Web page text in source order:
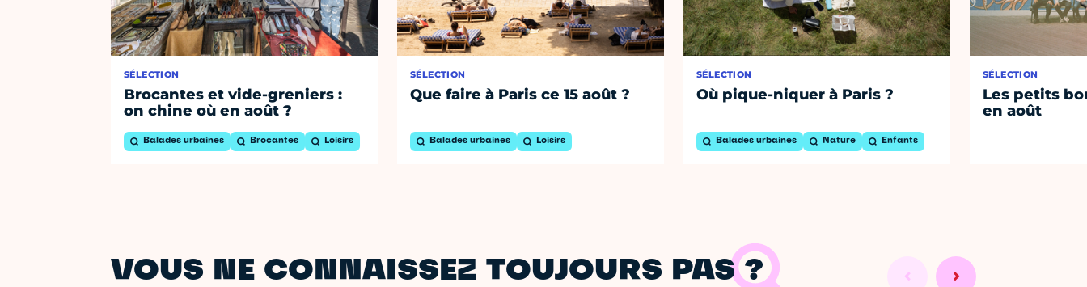
SÉLECTION
Brocantes et vide-greniers :
on chine où en août ?
Balades urbaines Brocantes Loisirs
SÉLECTION
Que faire à Paris ce 15 août ?
Balades urbaines Loisirs
SÉLECTION
Où pique-niquer à Paris ?
Balades urbaines Nature Enfants
SÉLECTION
Les petits
en août
VOUS NE CONNAISSEZ TOUJOURS PAS ?